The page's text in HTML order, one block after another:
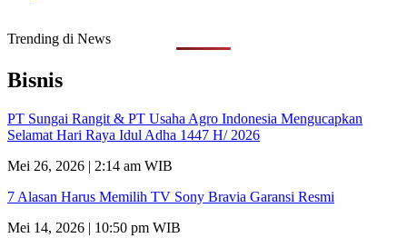
Trending di News
Bisnis
PT Sungai Rangit & PT Usaha Agro Indonesia Mengucapkan
Selamat Hari Raya Idul Adha 1447 H/ 2026
Mei 26, 2026 | 2:14 am WIB
7 Alasan Harus Memilih TV Sony Bravia Garansi Resmi
Mei 14, 2026 | 10:50 pm WIB